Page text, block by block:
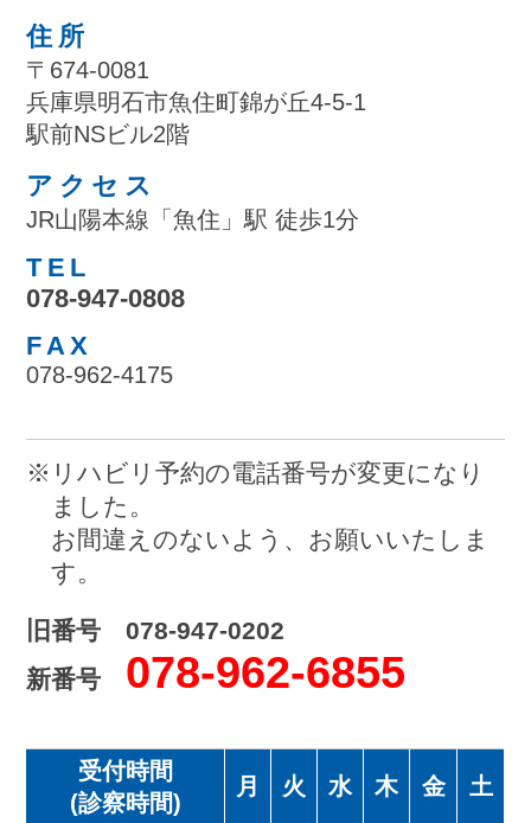
住所
〒674-0081
兵庫県明石市魚住町錦が丘4-5-1
駅前NSビル2階
アクセス
JR山陽本線「魚住」駅 徒歩1分
TEL
078-947-0808
FAX
078-962-4175
※リハビリ予約の電話番号が変更になり
ました。
お間違えのないよう、お願いいたしま
す。
旧番号 078-947-0202
新番号 078-962-6855
受付時間
(診察時間)
月 火 水 木 金 土